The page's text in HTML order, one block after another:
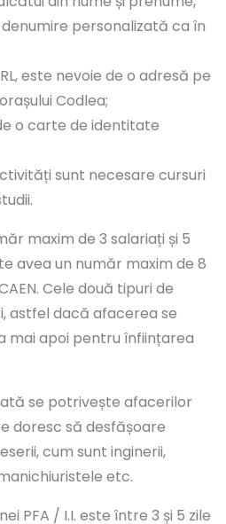
personalizată ca în
este nevoie de o adresă pe
Codlea;
o carte de identitate
sunt necesare cursuri
maxim de 3 salariați și 5
avea un număr maxim de 8
Cele două tipuri de
astfel dacă afacerea se
mai apoi pentru înființarea
se potrivește afacerilor
doresc să desfășoare
cum sunt inginerii,
etc.
PFA / I.I. este între 3 și 5 zile